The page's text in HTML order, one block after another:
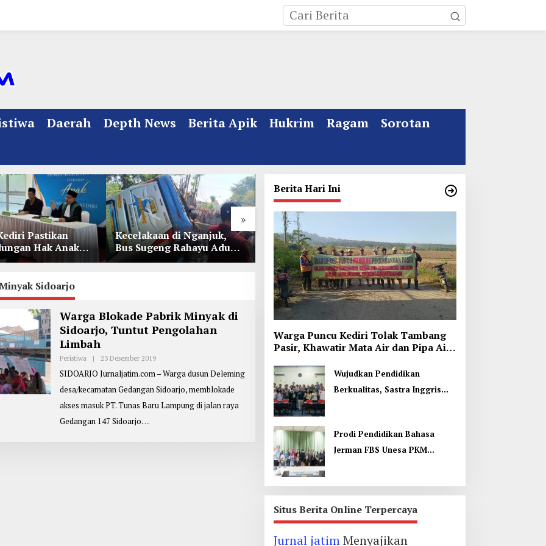
Daerah Depth News Berita Apik Hukrim Ragam
Sorotan
»
Pastikan
Hak Anak
Kecelakaan di Nganjuk,
Bus Sugeng Rahayu Adu
Banteng Dengan Dump
Kebakaran Rumah Mewah
di Jombang, ART Tewas
Diduga Menghirup Asap
Muktamar ke 35 NU
Jombang: Panitia Gupuh,
Suguh, Lungguh
Sidoarjo
Warga Blokade Pabrik Minyak di
Sidoarjo, Tuntut Pengolahan
Limbah
Peristiwa | 23 Desember 2019O
E
R
P
E
SIDOARJO Jurnaljatim.com – Warga dusun Deleming
desa/kecamatan Gedangan Sidoarjo, memblokade
akses masuk PT. Tunas Baru Lampung di jalan raya
Gedangan 147 Sidoarjo.
Berita Hari Ini
Warga Puncu Kediri Tolak Tambang
Pasir, Khawatir Mata Air dan Pipa Air
Wujudkan Pendidikan
Berkualitas, Sastra Inggris
Prodi Pendidikan Bahasa
Jerman FBS Unesa PKM
Situs Berita Online Terpercaya
Jurnal jatimMenyajikan